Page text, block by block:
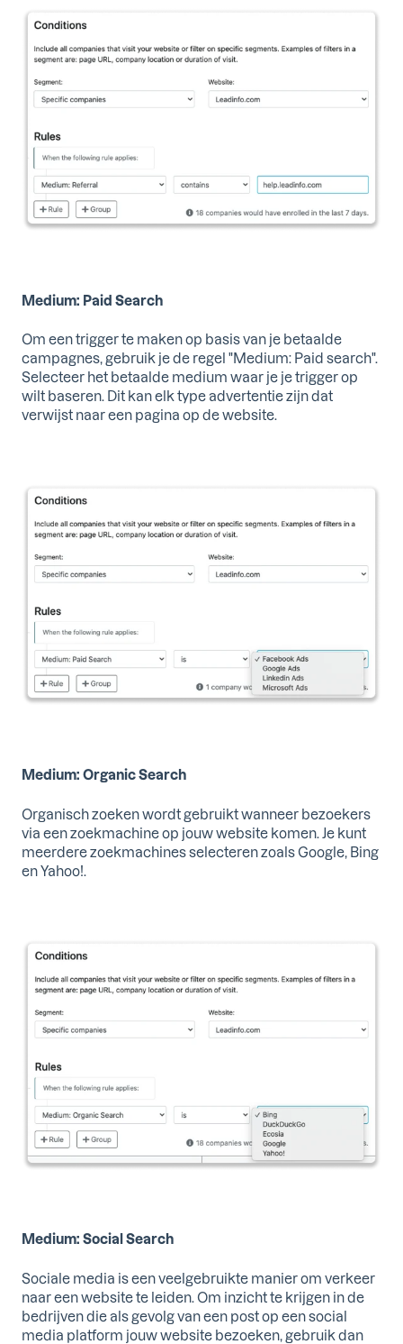
Medium: Paid Search
Om een trigger te maken op basis van je betaalde
campagnes, gebruik je de regel "Medium: Paid search".
Selecteer het betaalde medium waar je je trigger op
wilt baseren. Dit kan elk type advertentie zijn dat
verwijst naar een pagina op de website.
Medium: Organic Search
Organisch zoeken wordt gebruikt wanneer bezoekers
via een zoekmachine op jouw website komen. Je kunt
meerdere zoekmachines selecteren zoals Google, Bing
en Yahoo!.
Medium: Social Search
Sociale media is een veelgebruikte manier om verkeer
naar een website te leiden. Om inzicht te krijgen in de
bedrijven die als gevolg van een post op een social
media platform jouw website bezoeken, gebruik dan